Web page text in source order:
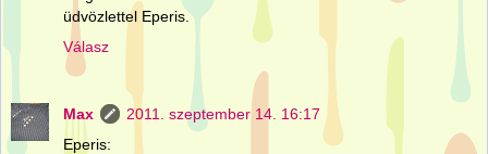
üdvözlettel Eperis.
Válasz
Max
2011. szeptember 14. 16:17
Eperis: